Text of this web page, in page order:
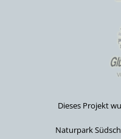
Dieses Projekt
Naturpark